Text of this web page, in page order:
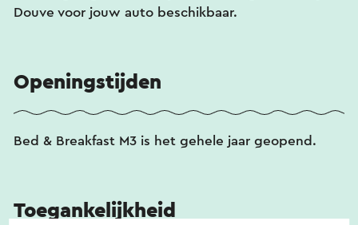
Douve voor jouw auto beschikbaar.
Openingstijden
Bed & Breakfast M3 is het gehele jaar geopend.
Toegankelijkheid